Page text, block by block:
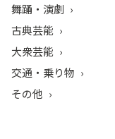
舞踊・演劇
古典芸能
大衆芸能
交通・乗り物
その他